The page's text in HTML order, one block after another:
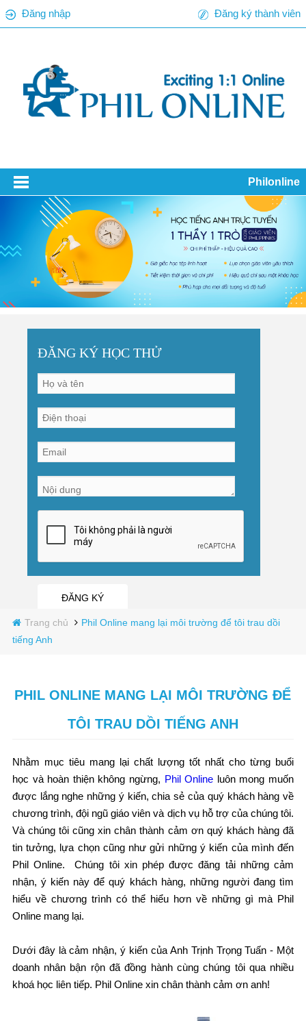
Đăng nhập Đăng ký thành viên
Philonline
ĐĂNG KÝ HỌC THỬ
ĐĂNG KÝ
Trang chủ
Phil Online mang lại môi trường để tôi trau dồi
tiếng Anh
PHIL ONLINE MANG LẠI MÔI TRƯỜNG ĐỂ
TÔI TRAU DỒI TIẾNG ANH
Nhằm mục tiêu mang lại chất lượng tốt nhất cho từng buổi
học và hoàn thiện không ngừng, Phil Online luôn mong muốn
được lắng nghe những ý kiến, chia sẻ của quý khách hàng về
chương trình, đội ngũ giáo viên và dịch vụ hỗ trợ của chúng tôi.
Và chúng tôi cũng xin chân thành cảm ơn quý khách hàng đã
tin tưởng, lựa chọn cũng như gửi những ý kiến của mình đến
Phil Online. Chúng tôi xin phép được đăng tải những cảm
nhận, ý kiến này để quý khách hàng, những người đang tìm
hiểu về chương trình có thể hiểu hơn về những gì mà Phil
Online mang lại.
Dưới đây là cảm nhận, ý kiến của Anh Trịnh Trọng Tuấn - Một
doanh nhân bận rộn đã đồng hành cùng chúng tôi qua nhiều
khoá học liên tiếp. Phil Online xin chân thành cảm ơn anh!